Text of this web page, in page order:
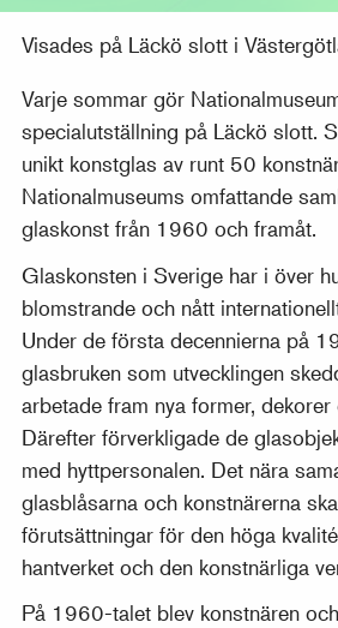
Visades på Läckö slott i
Varje sommar gör
specialutställning på Läckö slott.
unikt konstglas av runt 50
Nationalmuseums omfattande
glaskonst från 1960 och framåt.
Glaskonsten i Sverige har i över
blomstrande och nått
Under de första decennierna på
glasbruken som utvecklingen
arbetade fram nya former, dekorer
Därefter förverkligade de
med hyttpersonalen. Det nära
glasblåsarna och konstnärerna
förutsättningar för den höga
hantverket och den konstnärliga
På 1960-talet blev konstnären